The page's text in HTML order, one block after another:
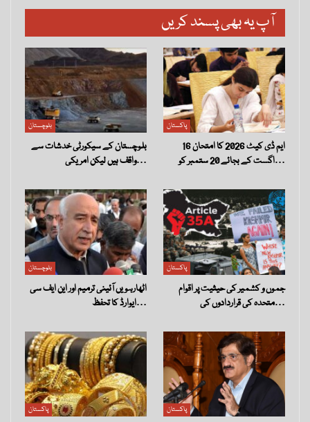
آپ یہ بھی پسند کریں
بلوچستان
بلوچستان کے سیکورٹی خدشات سے
واقف ہیں لیکن امریکی…
پاکستان
ایم ڈی کیٹ 2026 کا امتحان 16
اگست کے بجائے 20 ستمبر کو…
بلوچستان
اٹھارہویں آئینی ترمیم اور این ایف سی
ایوارڈ کا تحفظ…
پاکستان
جموں و کشمیر کی حیثیت پر اقوام
متحدہ کی قراردادوں کی…
پاکستان پاکستان